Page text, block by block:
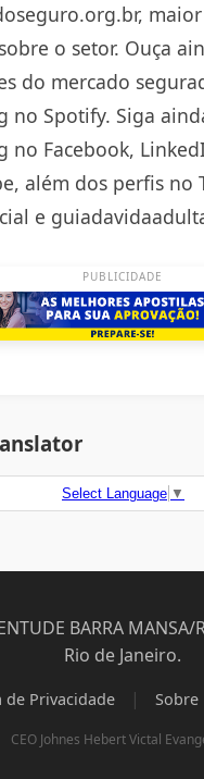
o setor. Ouça
do mercado
no Spotify. Siga
no Facebook,
além dos perfis no
e
PUBLICIDADE
Select Language ▼
BARRA
Rio de Janeiro.
de Privacidade | Sobre
CEO Johnes Hebert Victal